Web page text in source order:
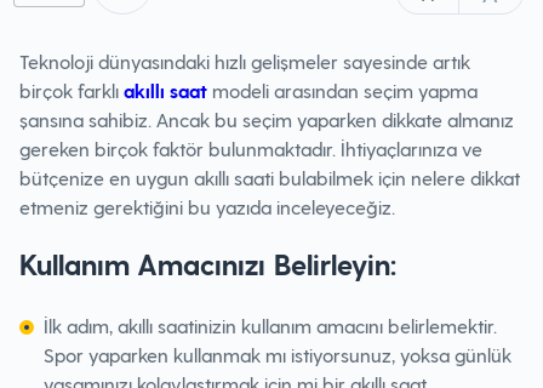
Teknoloji dünyasındaki hızlı gelişmeler sayesinde artık
birçok farklı akıllı saat modeli arasından seçim yapma
şansına sahibiz. Ancak bu seçim yaparken dikkate almanız
gereken birçok faktör bulunmaktadır. İhtiyaçlarınıza ve
bütçenize en uygun akıllı saati bulabilmek için nelere dikkat
etmeniz gerektiğini bu yazıda inceleyeceğiz.
Kullanım Amacınızı Belirleyin:
İlk adım, akıllı saatinizin kullanım amacını belirlemektir.
Spor yaparken kullanmak mı istiyorsunuz, yoksa günlük